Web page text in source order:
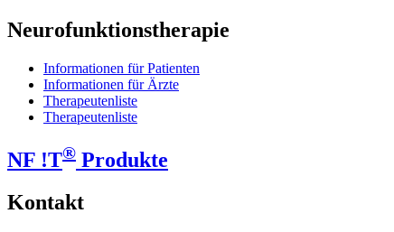
Neurofunktionstherapie
Informationen für Patienten
Informationen für Ärzte
Therapeutenliste
Therapeutenliste
NF !T® Produkte
Kontakt